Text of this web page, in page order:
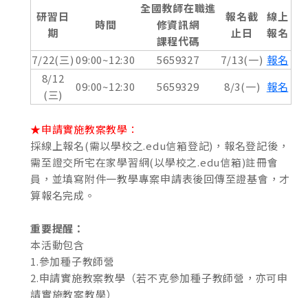
研習日
期
時間
全國教師在職進
修資訊網
課程代碼
報名截
止日
線上
報名
7/22(三) 09:00~12:30 5659327 7/13(一) 報名
8/12
(三)
09:00~12:30 5659329 8/3(一) 報名
★申請實施教案教學：
採線上報名(需以學校之.edu信箱登記)，報名登記後，
需至證交所宅在家學習網(以學校之.edu信箱)註冊會
員，並填寫附件一教學專案申請表後回傳至證基會，才
算報名完成。
重要提醒：
本活動包含
1.參加種子教師營
2.申請實施教案教學（若不克參加種子教師營，亦可申
請實施教案教學）